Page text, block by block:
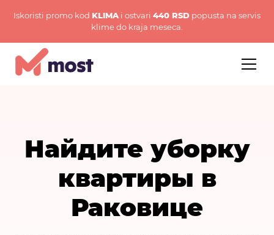
Iskoristi promo kod KLIMA i ostvari 440 RSD popusta na servis
klime do kraja meseca.
Найдите уборку
квартиры в
Раковице